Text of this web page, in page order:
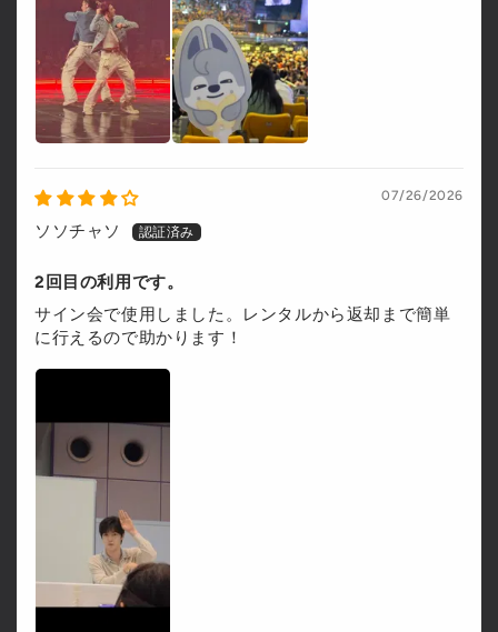
07/26/2026
ソソチャソ
2回目の利用です。
サイン会で使用しました。レンタルから返却まで簡単
に行えるので助かります！